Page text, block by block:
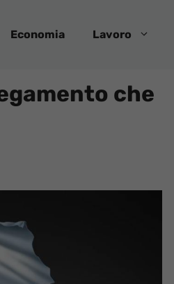
Economia Lavoro
che